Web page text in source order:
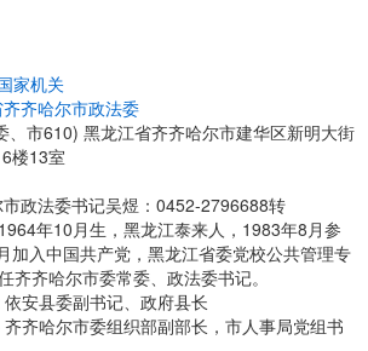
家机关
齐哈尔市政法委
、市610) 黑龙江省齐齐哈尔市建华区新明大街
楼13室
政法委书记吴煜：0452-2796688转
年10月生，黑龙江泰来人，1983年8月参
加入中国共产党，黑龙江省委党校公共管理专
齐齐哈尔市委常委、政法委书记。
安县委副书记、政府县长
齐哈尔市委组织部副部长，市人事局党组书